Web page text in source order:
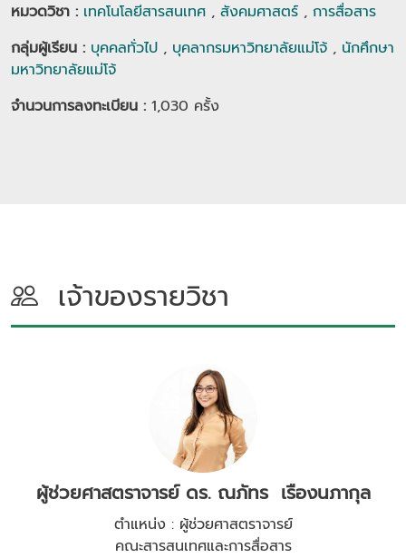
หมวดวิชา : เทคโนโลยีสารสนเทศ , สังคมศาสตร์ , การสื่อสาร
กลุ่มผู้เรียน : บุคคลทั่วไป , บุคลากรมหาวิทยาลัยแม่โจ้ , นักศึกษา
มหาวิทยาลัยแม่โจ้
จำนวนการลงทะเบียน : 1,030 ครั้ง
เจ้าของรายวิชา
ผู้ช่วยศาสตราจารย์ ดร. ณภัทร เรืองนภากุล
ตำแหน่ง : ผู้ช่วยศาสตราจารย์
คณะสารสนเทศและการสื่อสาร